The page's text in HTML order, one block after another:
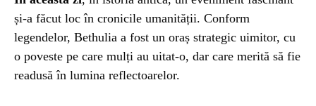
și-a făcut loc în cronicile umanității. Conform
legendelor, Bethulia a fost un oraș strategic uimitor, cu
o poveste pe care mulți au uitat-o, dar care merită să fie
readusă în lumina reflectoarelor.
INSTALEAZ